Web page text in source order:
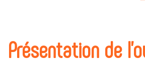
Présentation de